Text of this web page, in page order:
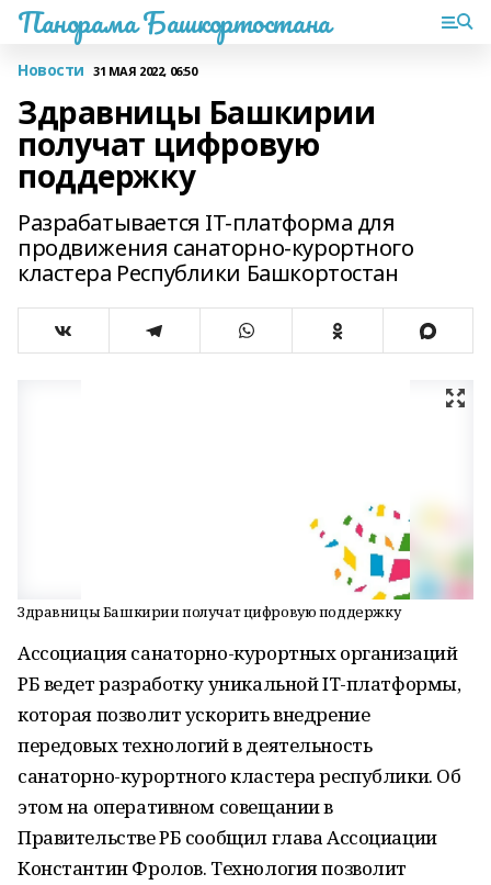
Панорама Башкортостана
Новости 31 МАЯ 2022, 06:50
Здравницы Башкирии
получат цифровую
поддержку
Разрабатывается IT-платформа для
продвижения санаторно-курортного
кластера Республики Башкортостан
Здравницы Башкирии получат цифровую поддержку
Ассоциация санаторно-курортных организаций
РБ ведет разработку уникальной IT-платформы,
которая позволит ускорить внедрение
передовых технологий в деятельность
санаторно-курортного кластера республики. Об
этом на оперативном совещании в
Правительстве РБ сообщил глава Ассоциации
Константин Фролов. Технология позволит